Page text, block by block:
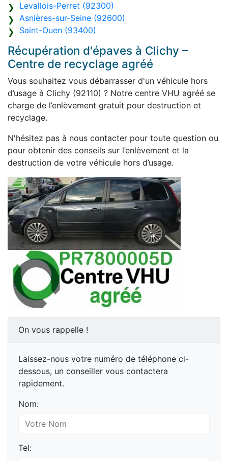
Levallois-Perret (92300)
Asnières-sur-Seine (92600)
Saint-Ouen (93400)
Récupération d'épaves à Clichy –
Centre de recyclage agréé
Vous souhaitez vous débarrasser d'un véhicule hors
d’usage à Clichy (92110) ? Notre centre VHU agréé se
charge de l’enlèvement gratuit pour destruction et
recyclage.
N'hésitez pas à nous contacter pour toute question ou
pour obtenir des conseils sur l’enlèvement et la
destruction de votre véhicule hors d’usage.
On vous rappelle !
Laissez-nous votre numéro de téléphone ci-
dessous, un conseiller vous contactera
rapidement.
Nom:
Tel: